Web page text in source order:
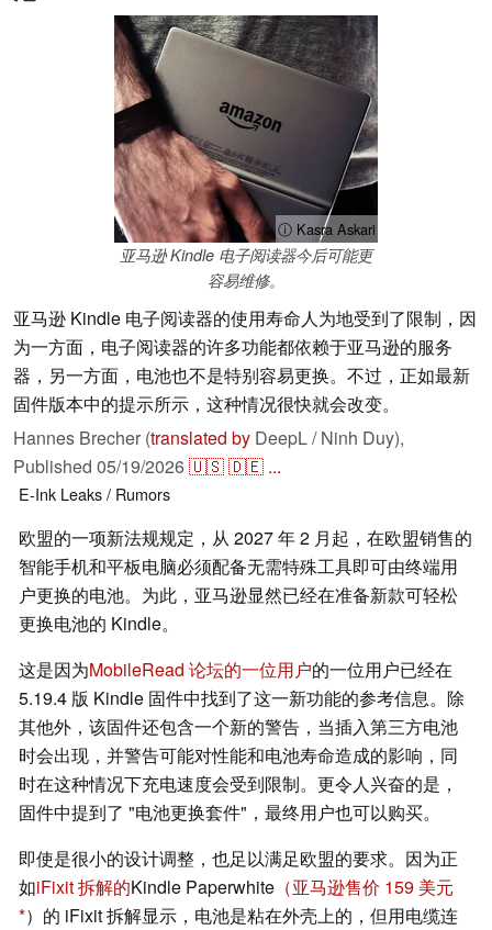
ⓘ Kasra Askari
亚马逊 Kindle 电子阅读器今后可能更
容易维修。
亚马逊 Kindle 电子阅读器的使用寿命人为地受到了限制，因
为一方面，电子阅读器的许多功能都依赖于亚马逊的服务
器，另一方面，电池也不是特别容易更换。不过，正如最新
固件版本中的提示所示，这种情况很快就会改变。
Hannes Brecher (translated by DeepL / Ninh Duy),
Published 05/19/2026🇺🇸🇩🇪 ...
E-Ink Leaks / Rumors
欧盟的一项新法规规定，从 2027 年 2 月起，在欧盟销售的
智能手机和平板电脑必须配备无需特殊工具即可由终端用
户更换的电池。为此，亚马逊显然已经在准备新款可轻松
更换电池的 Kindle。
这是因为MobileRead 论坛的一位用户的一位用户已经在
5.19.4 版 Kindle 固件中找到了这一新功能的参考信息。除
其他外，该固件还包含一个新的警告，当插入第三方电池
时会出现，并警告可能对性能和电池寿命造成的影响，同
时在这种情况下充电速度会受到限制。更令人兴奋的是，
固件中提到了 "电池更换套件"，最终用户也可以购买。
即使是很小的设计调整，也足以满足欧盟的要求。因为正
如iFixit 拆解的Kindle Paperwhite （亚马逊售价 159 美元
）的 iFixit 拆解显示，电池是粘在外壳上的，但用电缆连